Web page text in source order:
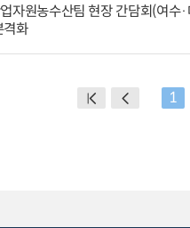
자원농수산팀 현장 간담회(여수
격화
1